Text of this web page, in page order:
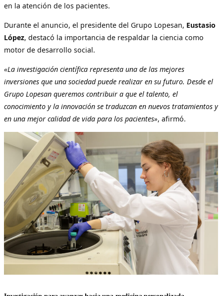
en la atención de los pacientes.
Durante el anuncio, el presidente del Grupo Lopesan, Eustasio
López, destacó la importancia de respaldar la ciencia como
motor de desarrollo social.
«La investigación científica representa una de las mejores
inversiones que una sociedad puede realizar en su futuro. Desde el
Grupo Lopesan queremos contribuir a que el talento, el
conocimiento y la innovación se traduzcan en nuevos tratamientos y
en una mejor calidad de vida para los pacientes», afirmó.